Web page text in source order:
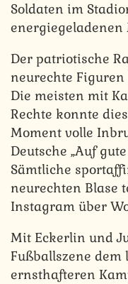
Soldaten im
Der patriotische
neurechte
Die meisten mit
Rechte konnte
Moment volle
Deutsche „Auf
Sämtliche
neurechten Blase
Instagram über
Mit Eckerlin und
Fußballszene dem
ernsthafteren